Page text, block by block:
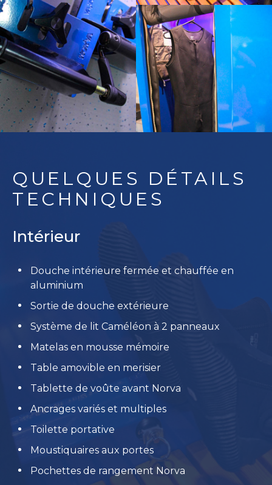
QUELQUES DÉTAILS
TECHNIQUES
Intérieur
Douche intérieure fermée et chauffée en
aluminium
Sortie de douche extérieure
Système de lit Caméléon à 2 panneaux
Matelas en mousse mémoire
Table amovible en merisier
Tablette de voûte avant Norva
Ancrages variés et multiples
Toilette portative
Moustiquaires aux portes
Pochettes de rangement Norva